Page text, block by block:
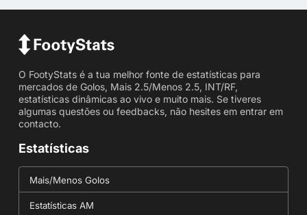
O FootyStats é a tua melhor fonte de estatísticas para
mercados de Golos, Mais 2.5/Menos 2.5, INT/RF,
estatísticas dinâmicas ao vivo e muito mais. Se tiveres
algumas questões ou feedbacks, não hesites em entrar em
contacto.
Estatísticas
Mais/Menos Golos
Estatísticas AM